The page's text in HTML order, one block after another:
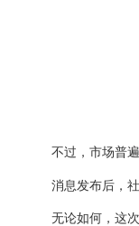
不过，市场普
消息发布后，
无论如何，这